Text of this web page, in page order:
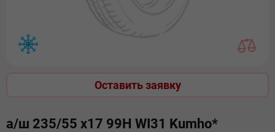
Оставить заявку
а/ш 235/55 х17 99Н WI31 Kumho*